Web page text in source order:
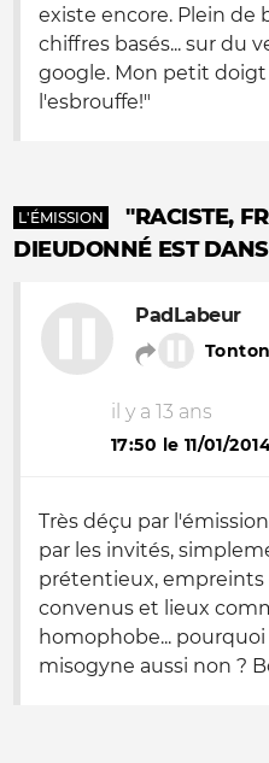
existe encore. Plein de
chiffres basés... sur du
google. Mon petit doigt
l'esbrouffe!"
L'ÉMISSION
"RACISTE,
DIEUDONNÉ EST
PadLabeur
il y a 13 ans
17:50 le 11/01/
Très déçu par
par les invités,
prétentieux, empreints
convenus et lieux
homophobe...
misogyne aussi non ?